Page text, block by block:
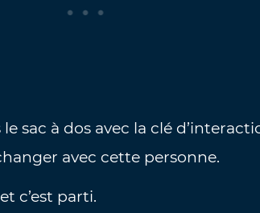
sac à dos avec la clé
avec cette personne.
c’est parti.